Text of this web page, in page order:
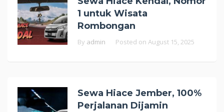
1 untuk Wisata
Rombongan
By admin Posted on August 15, 2025
Sewa Hiace Jember, 100%
Perjalanan Dijamin